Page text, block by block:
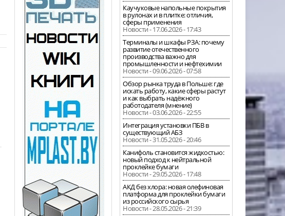
Каучуковые напольные покрытия
в рулонах и в плитке: отличия,
сферы применения
Новости - 17.06.2026 - 17:43
Терминалы и шкафы РЗА: почему
развитие отечественного
производства важно для
промышленности и нефтехимии
Новости - 09.06.2026 - 07:58
Обзор рынка труда в Польше: где
искать работу, какие сферы растут
и как выбрать надёжного
работодателя (мнение)
Новости - 03.06.2026 - 22:55
Интеграция установки ПБВ в
существующий АБЗ
Новости - 31.05.2026 - 20:46
Канифоль становится жидкостью:
новый подход к нейтральной
проклейке бумаги
Новости - 29.05.2026 - 17:48
АКД без хлора: новая олефиновая
платформа для проклейки бумаги
из российского сырья
Новости - 28.05.2026 - 21:39